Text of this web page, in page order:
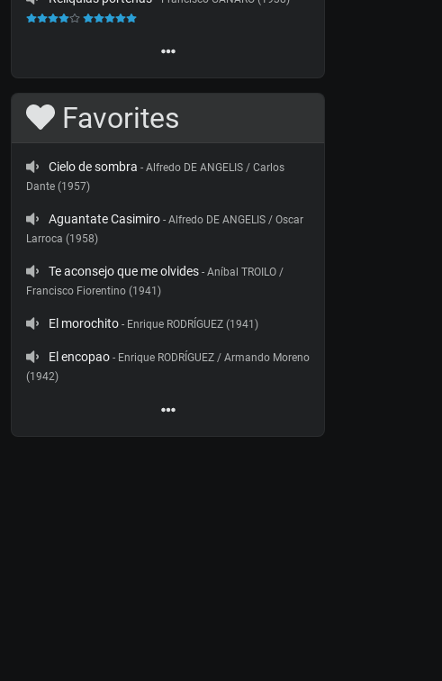
Favorites
Cielo de sombra - Alfredo DE ANGELIS / Carlos
Dante (1957)
Aguantate Casimiro - Alfredo DE ANGELIS / Oscar
Larroca (1958)
Te aconsejo que me olvides - Aníbal TROILO /
Francisco Fiorentino (1941)
El morochito - Enrique RODRÍGUEZ (1941)
El encopao - Enrique RODRÍGUEZ / Armando Moreno
(1942)